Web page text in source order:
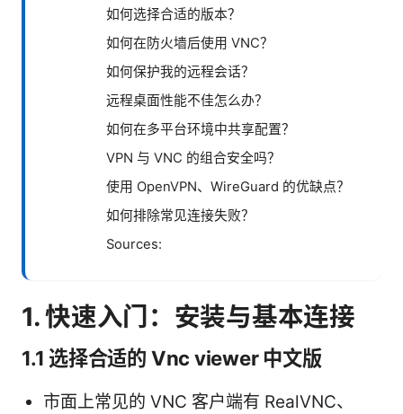
如何选择合适的版本？
如何在防火墙后使用 VNC？
如何保护我的远程会话？
远程桌面性能不佳怎么办？
如何在多平台环境中共享配置？
VPN 与 VNC 的组合安全吗？
使用 OpenVPN、WireGuard 的优缺点？
如何排除常见连接失败？
Sources:
1. 快速入门：安装与基本连接
1.1 选择合适的 Vnc viewer 中文版
市面上常见的 VNC 客户端有 RealVNC、